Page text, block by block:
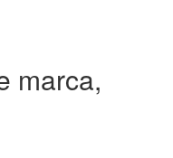
marca,